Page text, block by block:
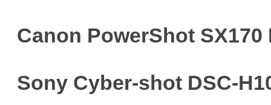
Canon PowerShot SX170
Sony Cyber-shot DSC-